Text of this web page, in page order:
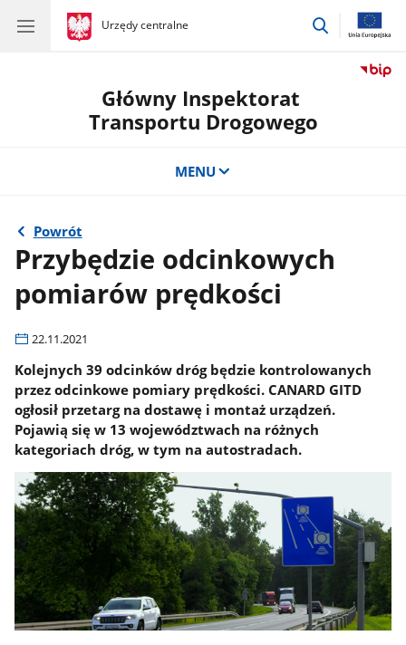
gov.pl
Urzędy centralne
gov.pl
Urzędy
przejdź
Główny Inspektorat
Transportu Drogowego
MENU
Powrót
Przybędzie odcinkowych
pomiarów prędkości
22.11.2021
Kolejnych 39 odcinków dróg będzie kontrolowanych
przez odcinkowe pomiary prędkości. CANARD GITD
ogłosił przetarg na dostawę i montaż urządzeń.
Pojawią się w 13 województwach na różnych
kategoriach dróg, w tym na autostradach.